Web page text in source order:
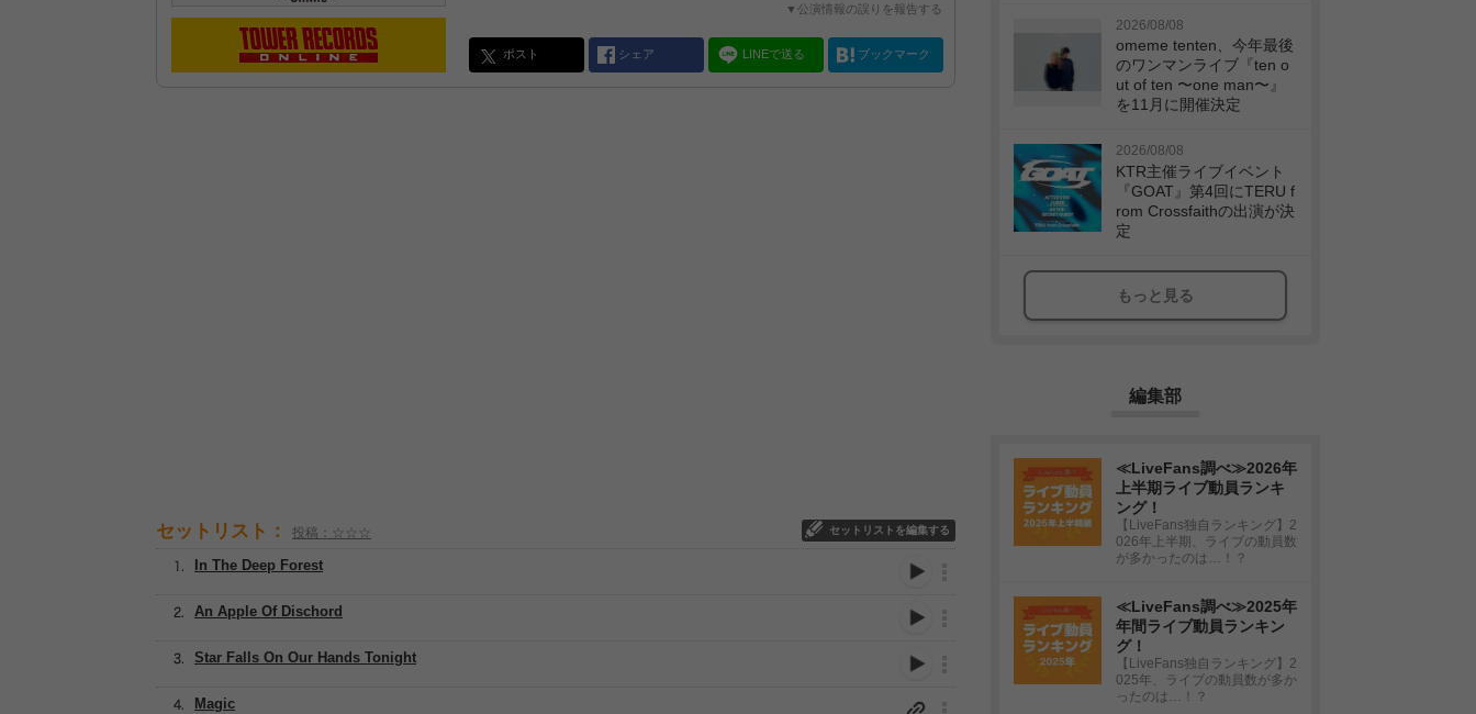
▼公演情報の誤りを報告する
ポスト シェア LINEで送る ブックマーク
セットリスト： 投稿：☆☆☆ セットリストを編集する
An Apple Of Dischord
Magic
In The Deep Forest
Star Falls On Our Hands Tonight
2026/08/08
omeme tenten、今年最後
のワンマンライブ『ten o
ut of ten 〜one man〜』
を11月に開催決定
2026/08/08
KTR主催ライブイベント
『GOAT』第4回にTERU f
rom Crossfaithの出演が決
定
もっと見る
編集部
≪LiveFans調べ≫2026年
上半期ライブ動員ランキ
ング！
【LiveFans独自ランキング】2
026年上半期、ライブの動員数
が多かったのは…！？
≪LiveFans調べ≫2025年
年間ライブ動員ランキン
グ！
【LiveFans独自ランキング】2
025年、ライブの動員数が多か
ったのは…！？